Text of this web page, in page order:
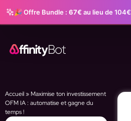
🎉 Offre Bundle : 67€ au lieu de 104€
Accueil» Maximise ton investissement
OFM IA : automatise et gagne du
temps !